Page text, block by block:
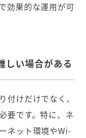
効果的な運用が可
しい場合がある
付けだけでなく、
要です。特に、ネ
ネット環境やWi-